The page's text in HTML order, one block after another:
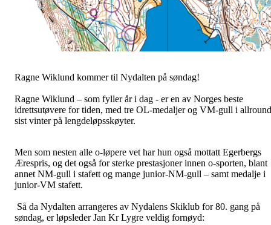
Ragne Wiklund kommer til Nydalten på søndag!
Ragne Wiklund – som fyller år i dag - er en av Norges beste
idrettsutøvere for tiden, med tre OL-medaljer og VM-gull i allround
sist vinter på lengdeløpsskøyter.
Men som nesten alle o-løpere vet har hun også mottatt Egerbergs
Ærespris, og det også for sterke prestasjoner innen o-sporten, blant
annet NM-gull i stafett og mange junior-NM-gull – samt medalje i
junior-VM stafett.
Så da Nydalten arrangeres av Nydalens Skiklub for 80. gang på
søndag, er løpsleder Jan Kr Lygre veldig fornøyd: